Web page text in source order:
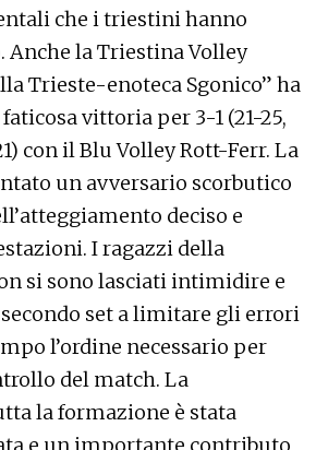
che i triestini hanno
Anche la Triestina Volley
Trieste-enoteca Sgonico” ha
vittoria per 3-1 (21-25,
con il Blu Volley Rott-Ferr. La
un avversario scorbutico
deciso e
I ragazzi della
si sono lasciati intimidire e
set a limitare gli errori
l’ordine necessario per
del match. La
la formazione è stata